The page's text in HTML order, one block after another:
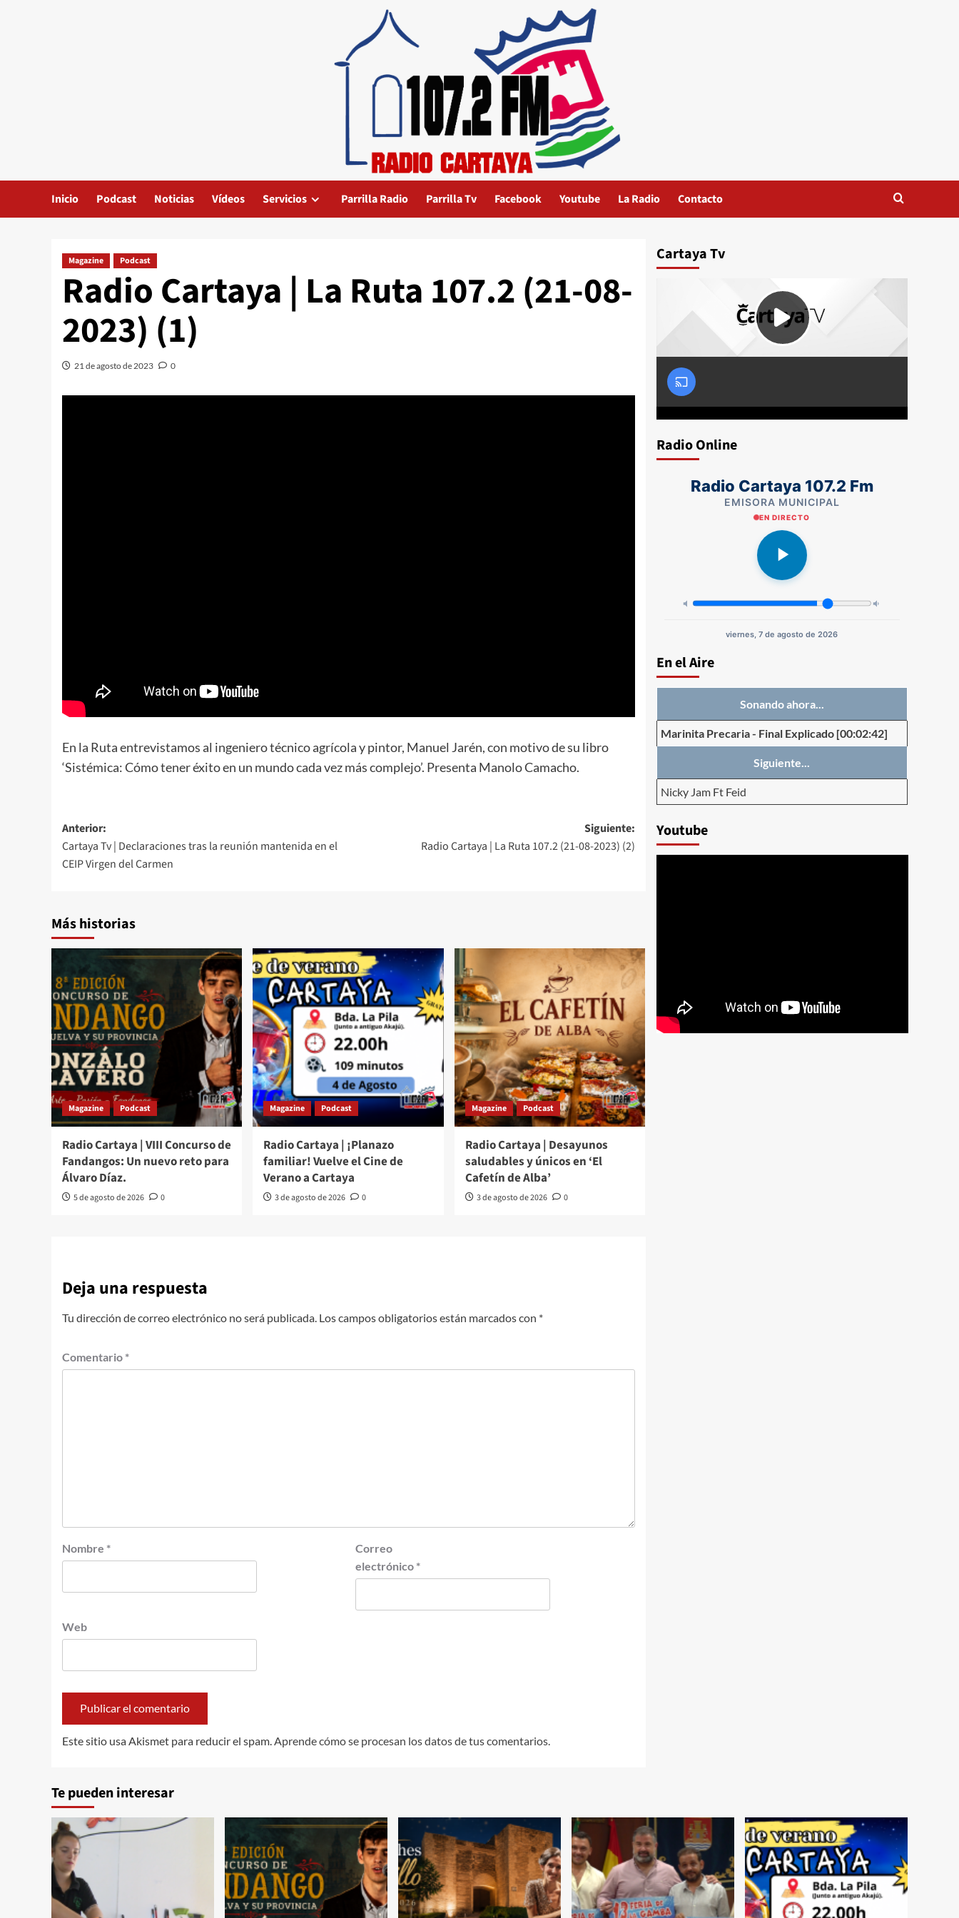
Inicio Podcast Noticias Vídeos Servicios Parrilla Radio Parrilla Tv Facebook Youtube La Radio Contacto
Magazine Podcast
Radio Cartaya | La Ruta 107.2 (21-08-
2023) (1)
21 de agosto de 2023 0
En la Ruta entrevistamos al ingeniero técnico agrícola y pintor, Manuel Jarén, con motivo de su libro
‘Sistémica: Cómo tener éxito en un mundo cada vez más complejo’. Presenta Manolo Camacho.
Anterior:
Cartaya Tv | Declaraciones tras la reunión mantenida en el
CEIP Virgen del Carmen
Siguiente:
Radio Cartaya | La Ruta 107.2 (21-08-2023) (2)
Más historias
Magazine Podcast
Radio Cartaya | VIII Concurso de
Fandangos: Un nuevo reto para
Álvaro Díaz.
5 de agosto de 2026 0
Magazine Podcast
Radio Cartaya | ¡Planazo
familiar! Vuelve el Cine de
Verano a Cartaya
3 de agosto de 2026 0
Magazine Podcast
Radio Cartaya | Desayunos
saludables y únicos en ‘El
Cafetín de Alba’
3 de agosto de 2026 0
Deja una respuesta
Tu dirección de correo electrónico no será publicada. Los campos obligatorios están marcados con *
Comentario *
Nombre *
Correo
electrónico *
Web
Este sitio usa Akismet para reducir el spam. Aprende cómo se procesan los datos de tus comentarios.
Cartaya Tv
Radio Online
Radio Cartaya 107.2 Fm
EMISORA MUNICIPAL
EN DIRECTO
viernes, 7 de agosto de 2026
En el Aire
Sonando ahora...
Marinita Precaria- Final Explicado [00:02:42]
Siguiente...
Nicky Jam Ft Feid
Youtube
Te pueden interesar